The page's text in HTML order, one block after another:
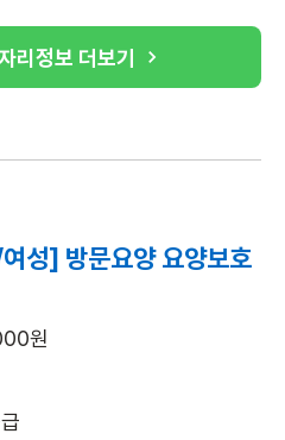
리정보 더보기
성] 방문요양 요양보호
원